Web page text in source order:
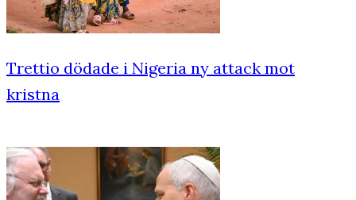
Trettio dödade i Nigeria ny attack mot
kristna